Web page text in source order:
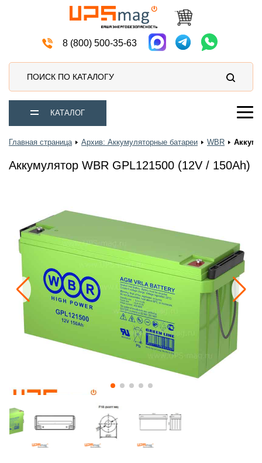
8 (800) 500-35-63
ПОИСК ПО КАТАЛОГУ
КАТАЛОГ
Главная страница Архив: Аккумуляторные батареи WBR
Аккумулятор WBR GPL121500 (12V / 150Ah)
Мото аккумуляторы